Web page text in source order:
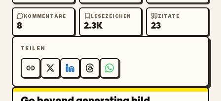
japanischer Typografie, die in das Kunstwerk
integriert ist. Platziere oben links den
japanischen Slogan „願いが、未来を照らす。“ mit
oben rechts ein sternförmiges Emblem, den
großen Charakternamen „ルミナ“, den Untertitel
„— Lumina —“ und eine kleinere Zeile für den
Synchronsprecher-Credit. Füge auf der rechten
KOMMENTARE
8
LESEZEICHEN
2.3K
ZITATE
23
TEILEN